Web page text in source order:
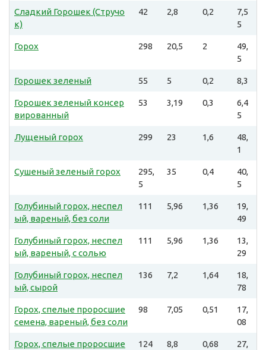
Сладкий Горошек (Стручо
к)
42 2,8 0,2
7,5
5
Горох 298 20,5 2
49,
5
Горошек зеленый 55 5 0,2 8,3
Горошек зеленый консер
вированный
53 3,19 0,3
6,4
5
Лущеный горох 299 23 1,6
48,
1
Сушеный зеленый горох
295,
5
35 0,4
40,
5
Голубиный горох, неспел
ый, вареный, без соли
111 5,96 1,36
19,
49
Голубиный горох, неспел
ый, вареный, с солью
111 5,96 1,36
13,
29
Голубиный горох, неспел
ый, сырой
136 7,2 1,64
18,
78
Горох, спелые проросшие
семена, вареный, без соли
98 7,05 0,51
17,
08
Горох, спелые проросшие
124 8,8 0,68
27,